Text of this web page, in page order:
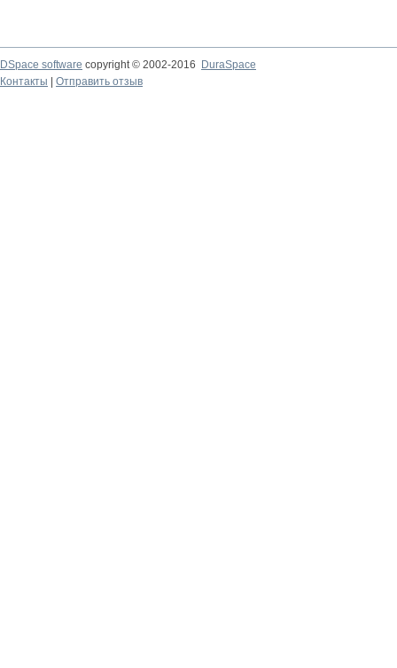
DSpace software copyright © 2002-2016
DuraSpace
Контакты
Отправить отзыв